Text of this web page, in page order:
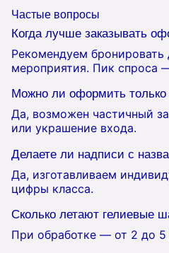
Частые вопросы
Когда лучше заказывать
Рекомендуем бронировать
мероприятия. Пик спроса
Можно ли оформить только
Да, возможен частичный
или украшение входа.
Делаете ли надписи с
Да, изготавливаем
цифры класса.
Сколько летают гелиевые
При обработке — от 2 до